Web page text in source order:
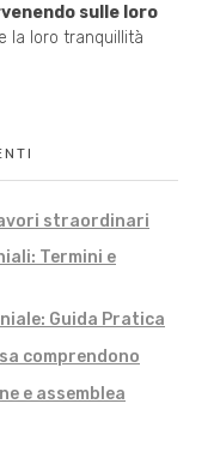
sulle loro
la loro tranquillità
straordinari
Termini e
Guida Pratica
comprendono
e assemblea